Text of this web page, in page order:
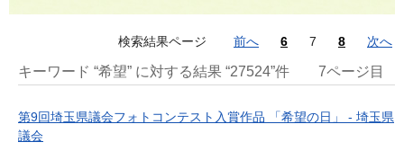
検索結果ページ 前へ 6 7 8 次へ
キーワード “希望” に対する結果 “27524”件 7ページ目
第9回埼玉県議会フォトコンテスト入賞作品 「希望の日」 - 埼玉県
議会